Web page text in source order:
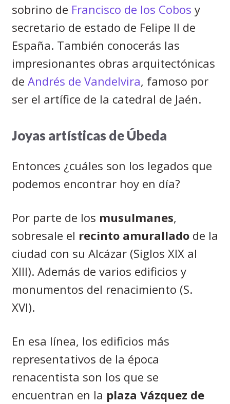
sobrino de Francisco de los Cobos y
secretario de estado de Felipe II de
España. También conocerás las
impresionantes obras arquitectónicas
de Andrés de Vandelvira, famoso por
ser el artífice de la catedral de Jaén.
Joyas artísticas de Úbeda
Entonces ¿cuáles son los legados que
podemos encontrar hoy en día?
Por parte de los musulmanes,
sobresale el recinto amurallado de la
ciudad con su Alcázar (Siglos XIX al
XIII). Además de varios edificios y
monumentos del renacimiento (S.
XVI).
En esa línea, los edificios más
representativos de la época
renacentista son los que se
encuentran en la plaza Vázquez de